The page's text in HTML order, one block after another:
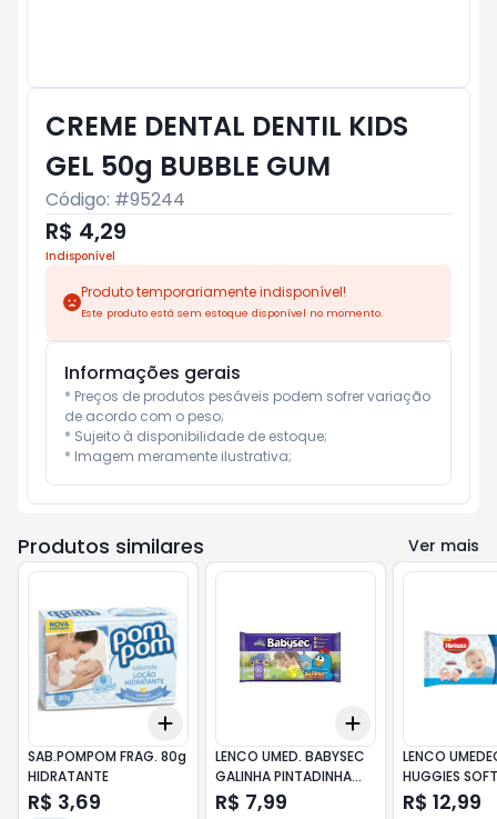
CREME DENTAL DENTIL KIDS
GEL 50g BUBBLE GUM
Código: #95244
R$ 4,29
Indisponível
Produto temporariamente indisponível!
Este produto está sem estoque disponível no momento.
Informações gerais
* Preços de produtos pesáveis podem sofrer variação
de acordo com o peso;
* Sujeito à disponibilidade de estoque;
* Imagem meramente ilustrativa;
Produtos similares Ver mais
Add
SAB.POMPOM FRAG. 80g
HIDRATANTE
R$ 3,69
Add
LENCO UMED. BABYSEC
GALINHA PINTADINHA
46un
R$ 7,99
LENCO
HUGGIES
96un
R$ 12,99